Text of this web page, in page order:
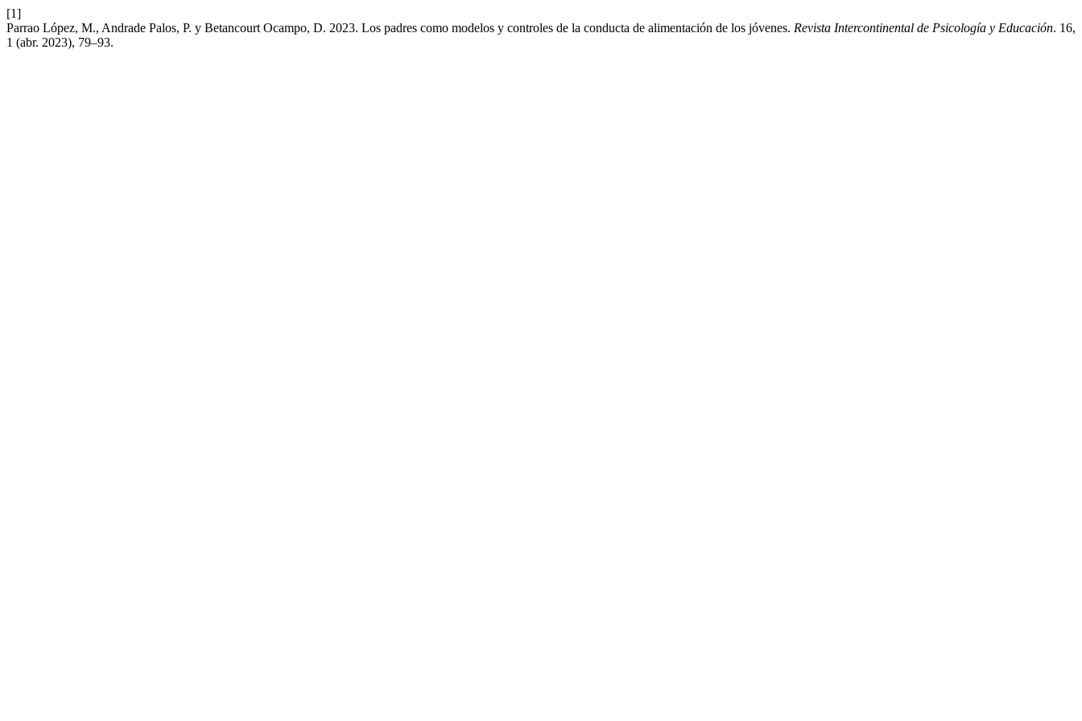
[1]
Parrao López, M., Andrade Palos, P. y Betancourt Ocampo, D. 2023. Los padres como modelos y controles de la conducta de alimentación de los jóvenes. Revista Intercontinental de Psicología y Educación. 16,
1 (abr. 2023), 79–93.